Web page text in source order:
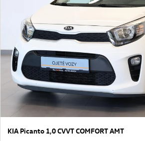
KIA Picanto 1,0 CVVT COMFORT AMT